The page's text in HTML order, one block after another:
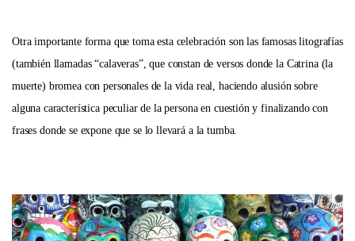
Otra importante forma que toma esta celebración son las famosas litografías
(también llamadas “calaveras”, que constan de versos donde la Catrina (la
muerte) bromea con personales de la vida real, haciendo alusión sobre
alguna característica peculiar de la persona en cuestión y finalizando con
frases donde se expone que se lo llevará a la tumba.